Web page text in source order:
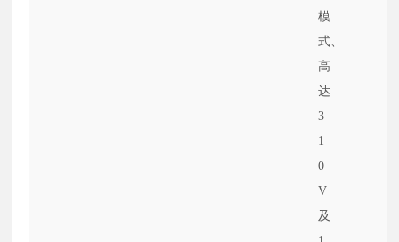
模
式、
高
达
3
1
0
V
及